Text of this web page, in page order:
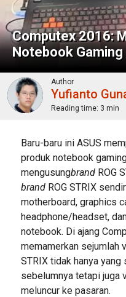
Computex 2016:
Notebook Gaming
Author
Yufianto
Reading time: 3 min
Baru-baru ini ASUS
produk notebook
mengusungbrandROG
brandROG STRIX
motherboard, graphics
headphone/headset,
notebook. Di ajang
memamerkan sejumlah
STRIX tidak hanya yang
sebelumnya tetapi juga
meluncur ke pasaran.